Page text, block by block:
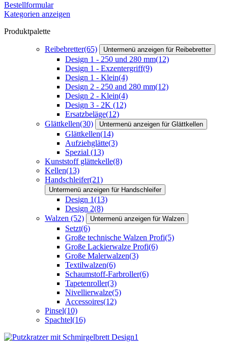
Bestellformular
Kategorien anzeigen
Produktpalette
Reibebretter(65) Untermenü anzeigen für Reibebretter
Design 1 - 250 und 280 mm(12)
Design 1 - Exzentergriff(9)
Design 1 - Klein(4)
Design 2 - 250 and 280 mm(12)
Design 2 - Klein(4)
Design 3 - 2K (12)
Ersatzbeläge(12)
Glättkellen(30) Untermenü anzeigen für Glättkellen
Glättkellen(14)
Aufziehglätte(3)
Spezial (13)
Kunststoff glättekelle(8)
Kellen(13)
Handschleifer(21)
Untermenü anzeigen für Handschleifer
Design 1(13)
Design 2(8)
Walzen (52) Untermenü anzeigen für Walzen
Setzt(6)
Große technische Walzen Profi(5)
Große Lackierwalze Profi(6)
Große Malerwalzen(3)
Textilwalzen(6)
Schaumstoff-Farbroller(6)
Tapetenroller(3)
Nivellierwalze(5)
Accessoires(12)
Pinsel(10)
Spachtel(16)